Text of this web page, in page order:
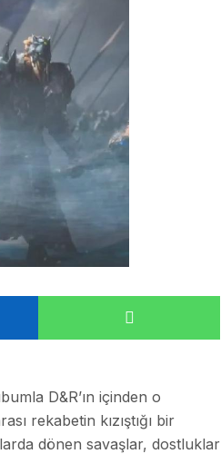
D&R’ın içinden o
rekabetin kızıştığı bir
dönen savaşlar, dostluklar